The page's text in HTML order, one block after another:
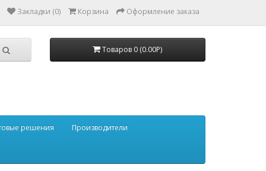
Закладки (0) Корзина Оформление заказа
Товаров 0 (0.00Р)
решения Производители